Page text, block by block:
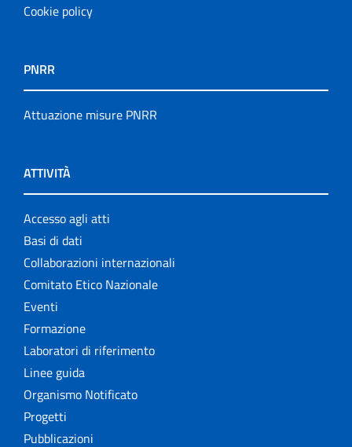
Cookie policy
PNRR
Attuazione misure PNRR
ATTIVITÀ
Accesso agli atti
Basi di dati
Collaborazioni internazionali
Comitato Etico Nazionale
Eventi
Formazione
Laboratori di riferimento
Linee guida
Organismo Notificato
Progetti
Pubblicazioni